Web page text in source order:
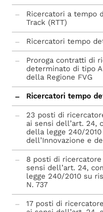
Ricercatori a tempo
Track (RTT)
Ricercatori tempo
Proroga contratti di
determinato di tipo A
della Regione FVG
Ricercatori tempo
23 posti di
ai sensi dell’art. 24,
della legge 240/
dell’Innovazione e
8 posti di
sensi dell’art. 24,
legge 240/2010 su
N. 737
17 posti di